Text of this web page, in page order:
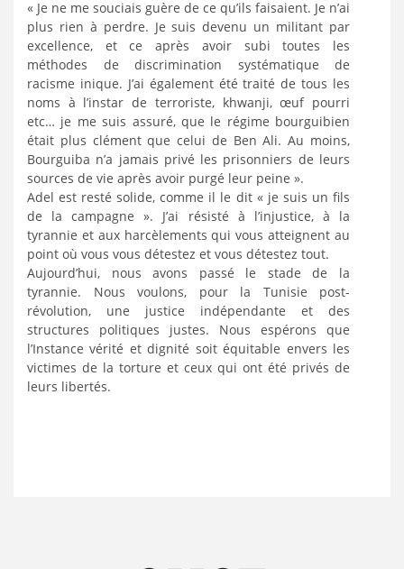
« Je ne me souciais guère de ce qu’ils faisaient. Je n’ai
plus rien à perdre. Je suis devenu un militant par
excellence, et ce après avoir subi toutes les
méthodes de discrimination systématique de
racisme inique. J’ai également été traité de tous les
noms à l’instar de terroriste, khwanji, œuf pourri
etc… je me suis assuré, que le régime bourguibien
était plus clément que celui de Ben Ali. Au moins,
Bourguiba n’a jamais privé les prisonniers de leurs
sources de vie après avoir purgé leur peine ».
Adel est resté solide, comme il le dit « je suis un fils
de la campagne ». J’ai résisté à l’injustice, à la
tyrannie et aux harcèlements qui vous atteignent au
point où vous vous détestez et vous détestez tout.
Aujourd’hui, nous avons passé le stade de la
tyrannie. Nous voulons, pour la Tunisie post-
révolution, une justice indépendante et des
structures politiques justes. Nous espérons que
l’Instance vérité et dignité soit équitable envers les
victimes de la torture et ceux qui ont été privés de
leurs libertés.